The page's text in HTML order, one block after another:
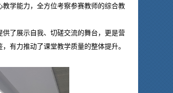
学能力，全方位考察参赛教师的综合教
了展示自我、切磋交流的舞台，更是营
有力推动了课堂教学质量的整体提升。